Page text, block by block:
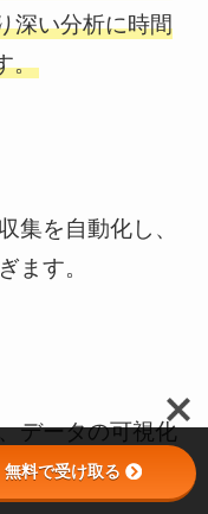
深い分析に時間
。
集を自動化し、
ます。
データの可視化
無料で受け取る